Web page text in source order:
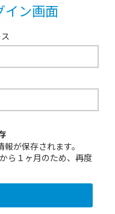
イン画面
が保存されます。
ら１ヶ月のため、再度